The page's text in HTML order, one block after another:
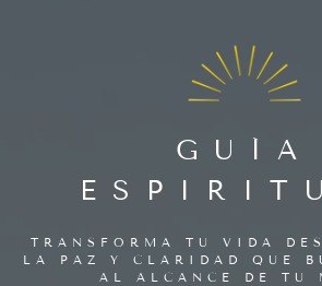
GUÍA
TRANSFORMA TU VIDA
LA PAZ Y CLARIDAD QUE
AL ALCANCE DE TU